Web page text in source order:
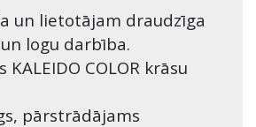
un lietotājam draudzīga
logu darbība.
KALEIDO COLOR krāsu
pārstrādājams